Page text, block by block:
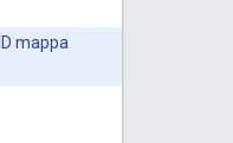
mappa